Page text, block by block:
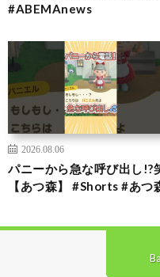
#ABEMAnews
2026.08.06
パニーから急な呼び出し!?
【あつ森】 #Shorts #あつ